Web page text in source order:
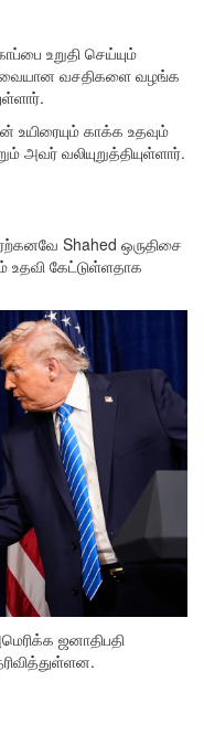
உறுதி செய்யும்
வசதிகளை வழங்க
உயிரையும் காக்க உதவும்
அவர் வலியுறுத்தியுள்ளார்.
Shahed ஒருதிசை
கேட்டுள்ளதாக
ஜனாதிபதி